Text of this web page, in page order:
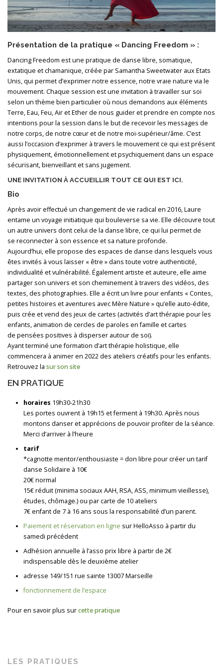
Présentation de la pratique « Dancing Freedom » :
Dancing Freedom est une pratique de danse libre, somatique,
extatique et chamanique, créée par Samantha Sweetwater aux Etats
Unis, qui permet d’exprimer notre essence, notre vraie nature via le
mouvement. Chaque session est une invitation à travailler sur soi
selon un thème bien particulier où nous demandons aux éléments
Terre, Eau, Feu, Air et Ether de nous guider et prendre en compte nos
intentions pour la session dans le but de recevoir les messages de
notre corps, de notre cœur et de notre moi-supérieur/âme. C’est
aussi l’occasion d’exprimer à travers le mouvement ce qui est présent
physiquement, émotionnellement et psychiquement dans un espace
sécurisant, bienveillant et sans jugement.
UNE INVITATION À ACCUEILLIR TOUT CE QUI EST ICI.
Bio
Après avoir effectué un changement de vie radical en 2016, Laure
entame un voyage initiatique qui bouleverse sa vie. Elle découvre tout
un autre univers dont celui de la danse libre, ce qui lui permet de
se reconnecter à son essence et sa nature profonde.
Aujourd’hui, elle propose des espaces de danse dans lesquels vous
êtes invités à vous laisser « être » dans toute votre authenticité,
individualité et vulnérabilité. Également artiste et auteure, elle aime
partager son univers et son cheminement à travers des vidéos, des
textes, des photographies. Elle a écrit un livre pour enfants « Contes,
petites histoires et aventures avec Mère Nature » qu’elle auto-édite,
puis crée et vend des jeux de cartes (activités d’art thérapie pour les
enfants, animation de cercles de paroles en famille et cartes
de pensées positives à disperser autour de soi).
Ayant terminé une formation d’art thérapie holistique, elle
commencera à animer en 2022 des ateliers créatifs pour les enfants.
Retrouvez la sur son site
EN PRATIQUE
horaires 19h30-21h30
Les portes ouvrent à 19h15 et ferment à 19h30. Après nous
montons danser et apprécions de pouvoir profiter de la séance.
Merci d’arriver à l’heure
tarif
*cagnotte mentor/enthousiaste = don libre pour créer un tarif
danse Solidaire à 10€
20€ normal
15€ réduit (minima sociaux AAH, RSA, ASS, minimum vieillesse),
études, chômage.) ou par carte de 10 ateliers
7€ enfant de 7 à 16 ans sous la responsabilité d’un parent.
Paiement et réservation en ligne sur HelloAsso à partir du
samedi précédent
Adhésion annuelle à l’asso prix libre à partir de 2€
indispensable dès le deuxième atelier
adresse 149/151 rue sainte 13007 Marseille
fonctionnement de l’espace
Pour en savoir plus surcette pratique
LES PRATIQUES